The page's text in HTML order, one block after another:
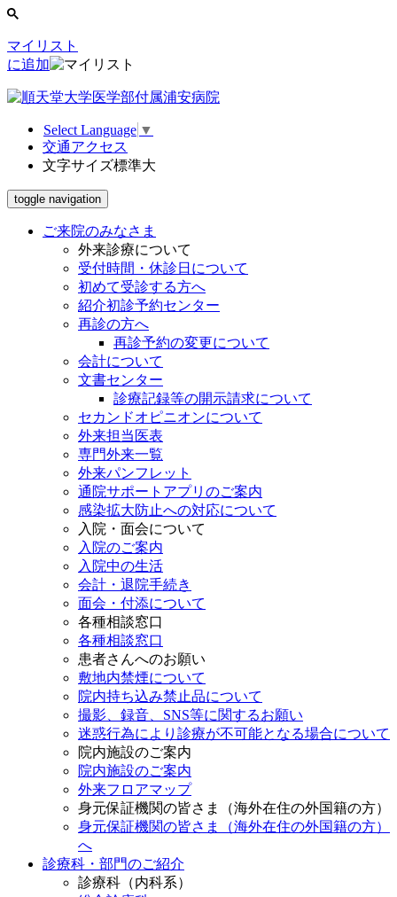
マイリスト
に追加
Select Language ▼
交通アクセス
文字サイズ標準大
toggle navigation
ご来院のみなさま
外来診療について
受付時間・休診日について
初めて受診する方へ
紹介初診予約センター
再診の方へ
再診予約の変更について
会計について
文書センター
診療記録等の開示請求について
セカンドオピニオンについて
外来担当医表
専門外来一覧
外来パンフレット
通院サポートアプリのご案内
感染拡大防止への対応について
入院・面会について
入院のご案内
入院中の生活
会計・退院手続き
面会・付添について
各種相談窓口
各種相談窓口
患者さんへのお願い
敷地内禁煙について
院内持ち込み禁止品について
撮影、録音、SNS等に関するお願い
迷惑行為により診療が不可能となる場合について
院内施設のご案内
院内施設のご案内
外来フロアマップ
身元保証機関の皆さま（海外在住の外国籍の方）
身元保証機関の皆さま（海外在住の外国籍の方）
へ
診療科・部門のご紹介
診療科（内科系）